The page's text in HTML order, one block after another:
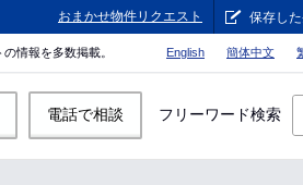
おまかせ物件リクエスト 保存し
情報を多数掲載。 English 簡体中文
電話で相談 フリーワード検索